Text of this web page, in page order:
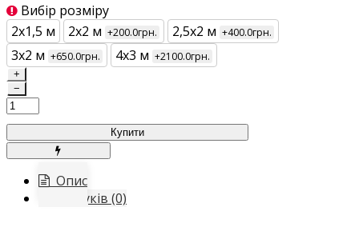
Вибір розміру
2х1,5 м
2х2 м +200.0грн. 2,5х2 м +400.0грн.
3х2 м +650.0грн. 4х3 м +2100.0грн.
+
−
Купити
Опис
Відгуків (0)